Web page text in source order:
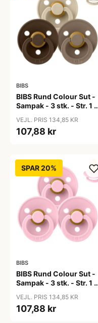
BIBS
BIBS Rund Colour Sut -
Sampak - 3 stk. - Str. 1 -
VEJL. PRIS 134,85 KR
107,88 kr
SPAR 20%
BIBS
BIBS Rund Colour Sut -
Sampak - 3 stk. - Str. 1 -
VEJL. PRIS 134,85 KR
107,88 kr